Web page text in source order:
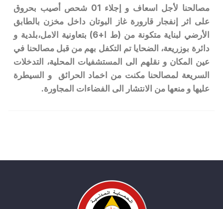
مصالحنا لأجل اسعاف و إجلاء 01 شحص أصيب بحروق
على اثر إنفجار قارورة غاز البوتان داخل مخزن بالطابق
الأرضي لبناية متكونة من (ط ا+6) بتعاونية الامل،بلدية و
دائرة بوزريعة، الضحايا تم التكفل بهم من قبل مصالحنا في
عين المكان و نقلهم الى المستشفيات المحلية، التدخلات
السريعة لمصالحنا مكنت من اخماد الحرائق و السيطرة
عليها و منعها من الانتشار الى الفضاءات المجاورة.